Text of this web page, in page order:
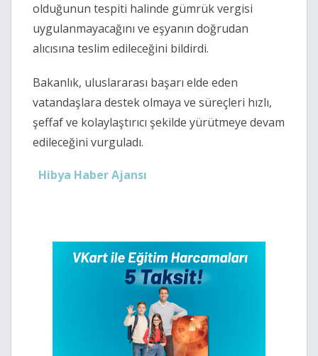
olduğunun tespiti halinde gümrük vergisi
uygulanmayacağını ve eşyanın doğrudan
alıcısına teslim edileceğini bildirdi.
Bakanlık, uluslararası başarı elde eden
vatandaşlara destek olmaya ve süreçleri hızlı,
şeffaf ve kolaylaştırıcı şekilde yürütmeye devam
edileceğini vurguladı.
Hibya Haber Ajansı